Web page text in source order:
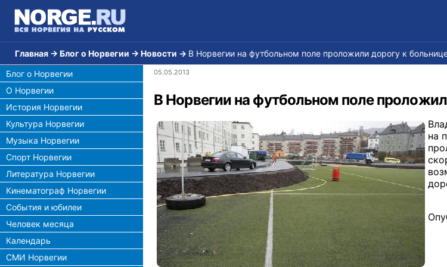
Главная → Блог о Норвегии → Новости → В Норвегии на футбольном поле проложили дорогу к
Блог о Норвегии
О Норвегии
История Норвегии
Культура Норвегии
Музыка Норвегии
Спорт Норвегии
Литература Норвегии
Кинематограф Норвегии
События и юбилеи
Человек месяца
Календарь
СМИ Норвегии
05.05.2013
В Норвегии на футбольном поле
на